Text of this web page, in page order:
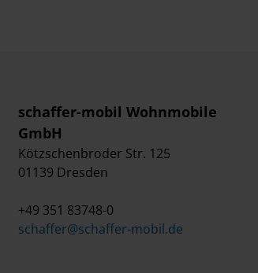
schaffer-mobil Wohnmobile
GmbH
Kötzschenbroder Str. 125
01139 Dresden
+49 351 83748-0
schaffer@schaffer-mobil.de